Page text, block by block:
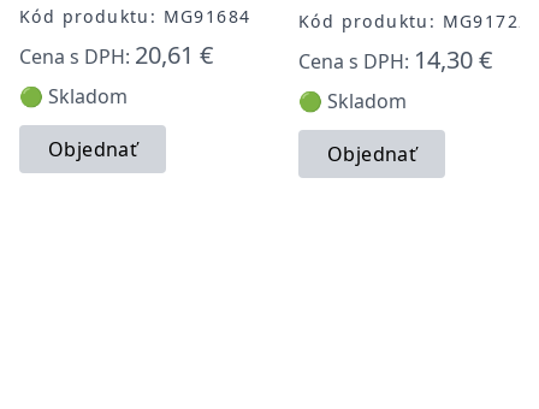
Kód produktu: MG91684
Cena s DPH: 20,61 €
🟢 Skladom
Objednať
Kód produktu: MG91722
Cena s DPH: 14,30 €
🟢 Skladom
Objednať